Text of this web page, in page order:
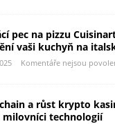
pec na pizzu
vaši kuchyň na
Komentáře nejsou
a růst krypto
milovníci technologií